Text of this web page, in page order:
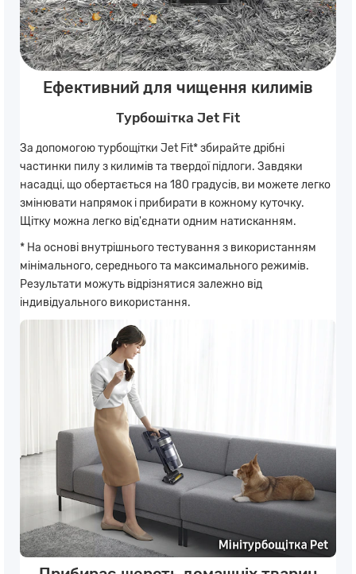
Ефективний для чищення килимів
Турбошітка Jet Fit
За допомогою турбощітки Jet Fit* збирайте дрібні
частинки пилу з килимів та твердої підлоги. Завдяки
насадці, що обертається на 180 градусів, ви можете легко
змінювати напрямок і прибирати в кожному куточку.
Щітку можна легко від'єднати одним натисканням.
* На основі внутрішнього тестування з використанням
мінімального, середнього та максимального режимів.
Результати можуть відрізнятися залежно від
індивідуального використання.